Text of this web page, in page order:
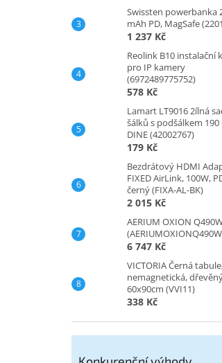
Swissten powerbanka
mAh PD, MagSafe
1 237 Kč
Reolink B10 instalační
pro IP kamery
(6972489775752)
578 Kč
Lamart LT9016 2ílná
šálků s podšálkem 190
DINE (42002767)
179 Kč
Bezdrátový HDMI
FIXED AirLink, 100W,
černý (FIXA-AL-BK)
2 015 Kč
AERIUM OXION
6 747 Kč
VICTORIA Černá
nemagnetická,
60x90cm (VVI11)
338 Kč